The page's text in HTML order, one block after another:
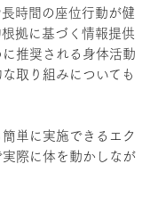
時間の座位行動が健
拠に基づく情報提供
推奨される身体活動
取り組みについても
単に実施できるエク
際に体を動かしなが